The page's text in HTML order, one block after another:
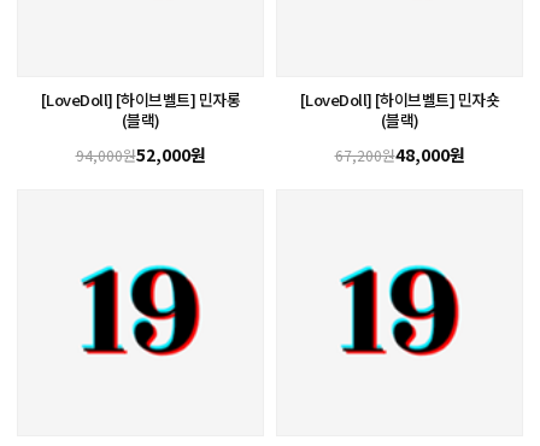
[LoveDoll] [하이브벨트] 민자롱
(블랙)
94,000원52,000원
[LoveDoll] [하이브벨트] 민자숏
(블랙)
67,200원48,000원